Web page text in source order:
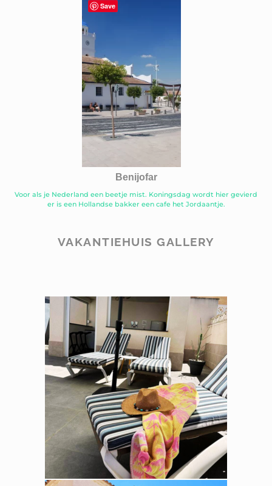
Benijofar
Voor als je Nederland een beetje mist. Koningsdag wordt hier gevierd
er is een Hollandse bakker een cafe het Jordaantje.
VAKANTIEHUIS GALLERY
Save